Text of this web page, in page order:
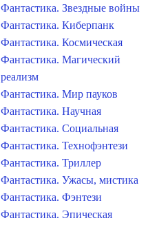
Фантастика. Звездные войны
Фантастика. Киберпанк
Фантастика. Космическая
Фантастика. Магический
реализм
Фантастика. Мир пауков
Фантастика. Научная
Фантастика. Социальная
Фантастика. Технофэнтези
Фантастика. Триллер
Фантастика. Ужасы, мистика
Фантастика. Фэнтези
Фантастика. Эпическая